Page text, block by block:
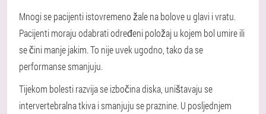
Mnogi se pacijenti istovremeno žale na bolove u glavi i vratu.
Pacijenti moraju odabrati određeni položaj u kojem bol umire ili
se čini manje jakim. To nije uvek ugodno, tako da se
performanse smanjuju.
Tijekom bolesti razvija se izbočina diska, uništavaju se
intervertebralna tkiva i smanjuju se praznine. U posljednjem